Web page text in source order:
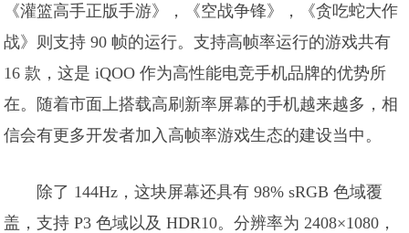
《灌篮高手正版手游》，《空战争锋》，《贪吃蛇大作
战》则支持 90 帧的运行。支持高帧率运行的游戏共有
16 款，这是 iQOO 作为高性能电竞手机品牌的优势所
在。随着市面上搭载高刷新率屏幕的手机越来越多，相
信会有更多开发者加入高帧率游戏生态的建设当中。
除了 144Hz，这块屏幕还具有 98% sRGB 色域覆
盖，支持 P3 色域以及 HDR10。分辨率为 2408×1080，